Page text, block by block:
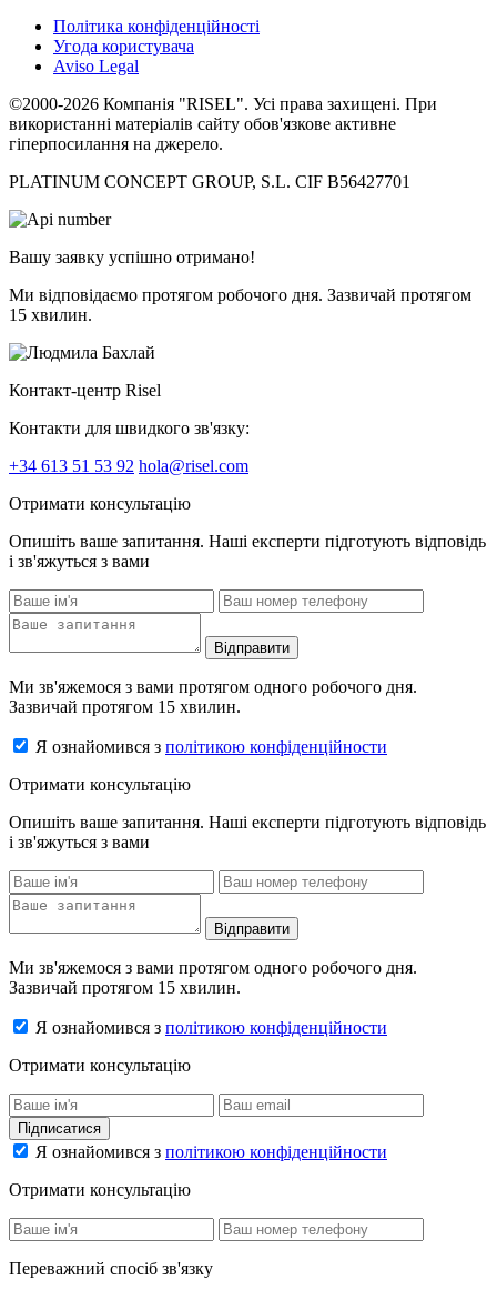
Політика конфіденційності
Угода користувача
Aviso Legal
©2000-2026 Компанія "RISEL". Усі права захищені. При
використанні матеріалів сайту обов'язкове активне
гіперпосилання на джерело.
PLATINUM CONCEPT GROUP, S.L. CIF B56427701
Вашу заявку успішно отримано!
Ми відповідаємо протягом робочого дня. Зазвичай протягом
15 хвилин.
Контакт-центр Risel
Контакти для швидкого зв'язку:
+34 613 51 53 92 hola@risel.com
Отримати консультацію
Опишіть ваше запитання. Наші експерти підготують відповідь
і зв'яжуться з вами
Відправити
Ми зв'яжемося з вами протягом одного робочого дня.
Зазвичай протягом 15 хвилин.
Я ознайомився з політикою конфіденційности
Отримати консультацію
Опишіть ваше запитання. Наші експерти підготують відповідь
і зв'яжуться з вами
Відправити
Ми зв'яжемося з вами протягом одного робочого дня.
Зазвичай протягом 15 хвилин.
Я ознайомився з політикою конфіденційности
Отримати консультацію
Підписатися
Я ознайомився з політикою конфіденційности
Отримати консультацію
Переважний спосіб зв'язку